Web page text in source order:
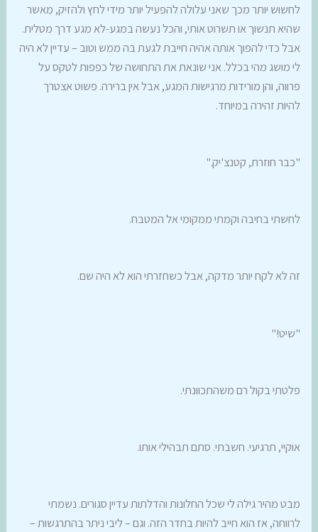
לחשוש יותר מכך שאני עלולה להפעיל יותר מידי לחץ ולהזיק, מאשר
שהיא תנשוך או תשרוט אותי, והכל נעשה במגע-לא מגע דרך מטלית.
אבל כדי להפוך אותה אהיה חייבת לגעת בה ממש וטוב – עדיין לא היה
לי מושג מהי בכלל. אני שונאת את התחושה של כפפות לטקס על
פרווה, והן מורידות מרגישות המגע, אבל אין ברירה. פשוט אצטרך
להיות זהירה במיוחד.
"כבר חוזרת, קטנצ'יק."
לחשתי בחיבה וקמתי ממקומי אל המטבח.
זה לא לקח יותר מדקה, אבל כשחזרתי הוא לא היה שם.
"שיט!"
פלטתי בקול רם משהתכוונתי.
אוקיי, תרגיעי. חשבתי. סתם תבהילי אותו.
מבט מהיר גילה לי שכל החלונות והדלתות עדיין סגורים. נשמתי
לרווחה, אז הוא חייב להיות בחדר הזה. וגם – ליבי ניתר בהתרגשות –